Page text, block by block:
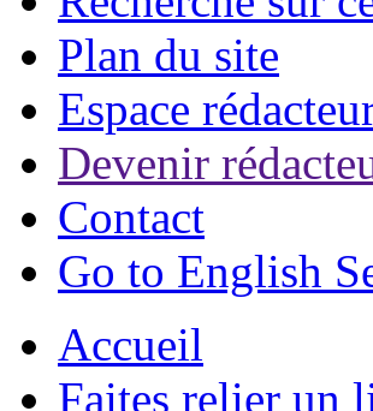
Plan du site
Espace
Devenir
Contact
Go to English
Accueil
Faites relier un